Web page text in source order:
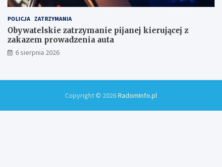
POLICJA ZATRZYMANIA
Obywatelskie zatrzymanie pijanej kierującej z
zakazem prowadzenia auta
6 sierpnia 2026
Copyright © 2026RadomInfo.pl